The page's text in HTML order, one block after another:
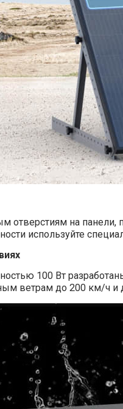
отверстиям на
используйте
100 Вт
ветрам до 200 км/ч